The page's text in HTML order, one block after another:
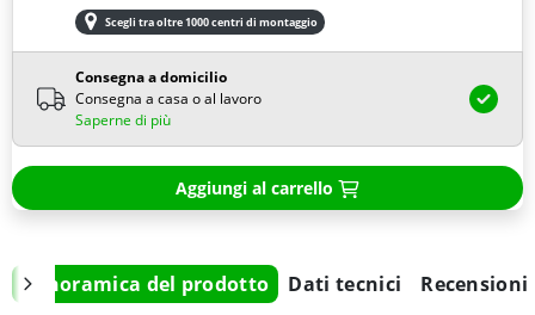
Scegli tra oltre 1000 centri di montaggio
Consegna a domicilio
Consegna a casa o al lavoro
Saperne di più
Aggiungi al carrello
Panoramica del prodotto Dati tecnici Recensioni